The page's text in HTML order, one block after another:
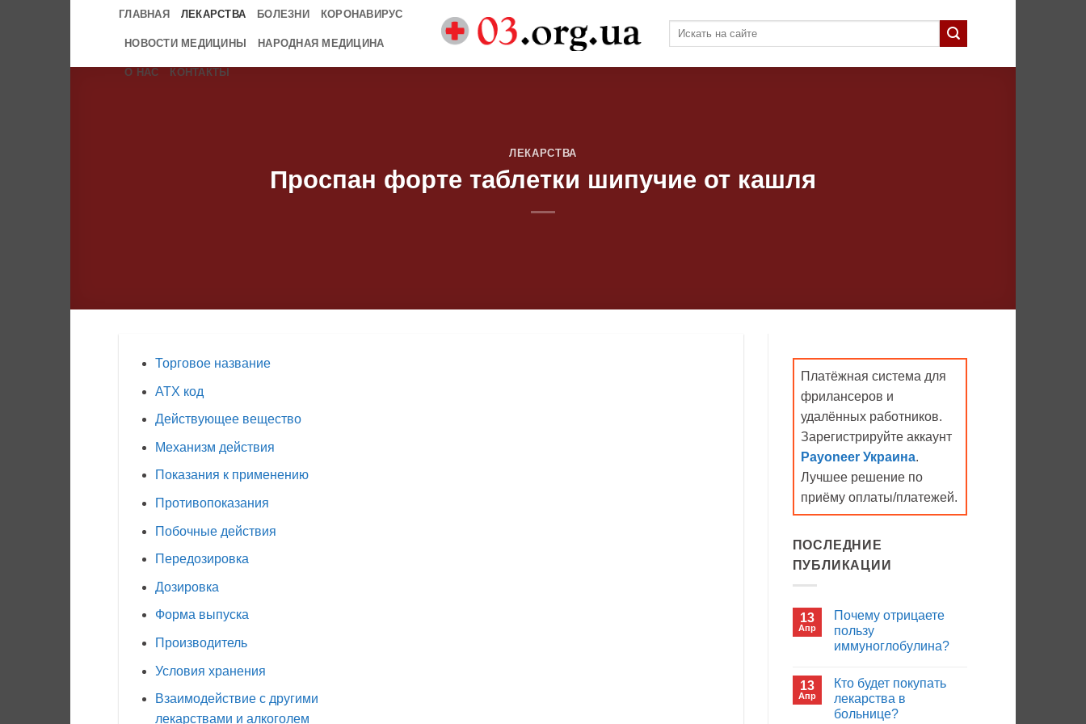
ГЛАВНАЯ ЛЕКАРСТВА БОЛЕЗНИ КОРОНАВИРУС
НОВОСТИ МЕДИЦИНЫ НАРОДНАЯ МЕДИЦИНА
О НАС КОНТАКТЫ
ЛЕКАРСТВА
Проспан форте таблетки шипучие от кашля
Торговое название
АТХ код
Действующее вещество
Механизм действия
Показания к применению
Противопоказания
Побочные действия
Передозировка
Дозировка
Форма выпуска
Производитель
Условия хранения
Взаимодействие с другими
лекарствами и алкоголем
Платёжная система для
фрилансеров и
удалённых работников.
Зарегистрируйте аккаунт
Payoneer Украина.
Лучшее решение по
приёму оплаты/платежей.
ПОСЛЕДНИЕ
ПУБЛИКАЦИИ
13
Апр
Почему отрицаете
пользу
иммуноглобулина?
записи
Почему
отрицаете
пользу
13
Апр
Кто будет покупать
лекарства в
больнице?